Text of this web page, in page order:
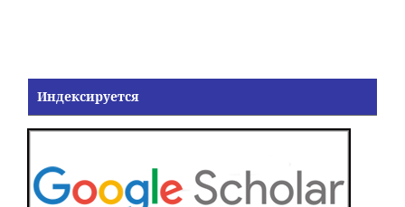
Индексируется